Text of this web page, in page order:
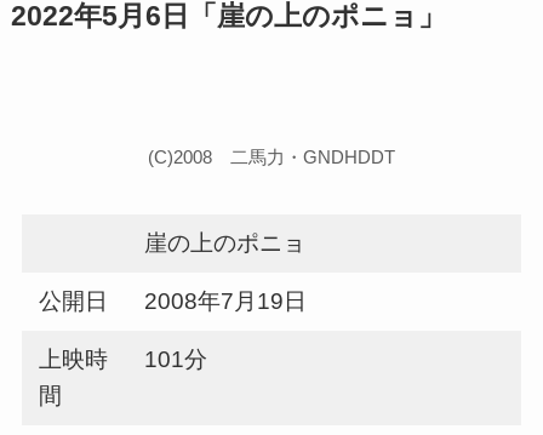
2022年5月6日「崖の上のポニョ」
(C)2008 二馬力・GNDHDDT
崖の上のポニョ
公開日 2008年7月19日
上映時
間
101分